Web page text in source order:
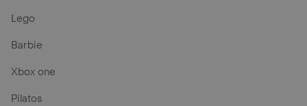
Lego
Barbie
Xbox one
Pilatos